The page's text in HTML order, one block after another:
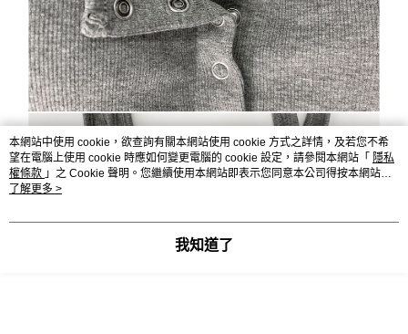
本網站中使用 cookie，欲查詢有關本網站使用 cookie 方式之詳情，及若您不希
望在電腦上使用 cookie 時應如何變更電腦的 cookie 設定，請參閱本網站「 隱私
權條款 」之 Cookie 聲明。您繼續使用本網站即表示您同意本公司得按本網站使
用條款之 Cookie 聲明使用 cookie。
了解更多 >
我知道了